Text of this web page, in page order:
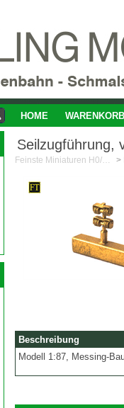
HOME WARENKORB
Seilzugführung,
Feinste Miniaturen H0/1:87 >
Beschreibung
Modell 1:87, Messing-